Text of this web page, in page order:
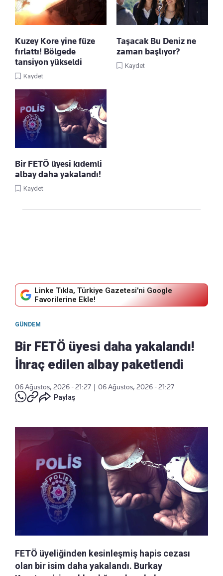
Kuzey Kore yine füze
fırlattı! Bölgede
tansiyon yükseldi
Kaydet
Taşacak Bu Deniz ne
zaman başlıyor?
Kaydet
Bir FETÖ üyesi kıdemli
albay daha yakalandı!
Kaydet
Linke Tıkla, Türkiye Gazetesi'ni Google
Favorilerine Ekle!
GÜNDEM
Bir FETÖ üyesi daha yakalandı!
İhraç edilen albay paketlendi
06 Ağustos, 2026 - 21:27
06 Ağustos, 2026 - 21:27
Paylaş
FETÖ üyeliğinden kesinleşmiş hapis cezası
olan bir isim daha yakalandı. Burkay